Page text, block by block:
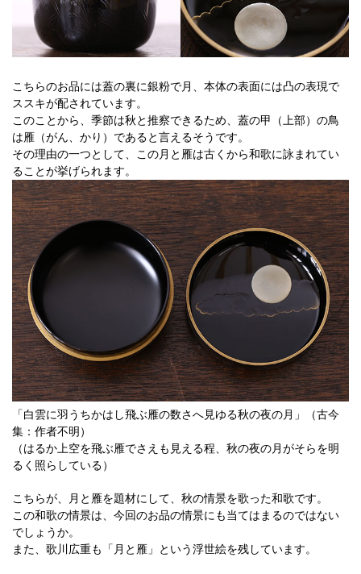
こちらのお品には蓋の裏に銀粉で月、本体の表面には凸の表現で
ススキが配されています。
このことから、季節は秋と推察できるため、蓋の甲（上部）の鳥
は雁（がん、かり）であると言えるそうです。
その理由の一つとして、この月と雁は古くから和歌に詠まれてい
ることが挙げられます。
「白雲に羽うちかはし飛ぶ雁の数さへ見ゆる秋の夜の月」（古今
集：作者不明）
（はるか上空を飛ぶ雁でさえも見える程、秋の夜の月がそらを明
るく照らしている）
こちらが、月と雁を題材にして、秋の情景を歌った和歌です。
この和歌の情景は、今回のお品の情景にも当てはまるのではない
でしょうか。
また、歌川広重も「月と雁」という浮世絵を残しています。